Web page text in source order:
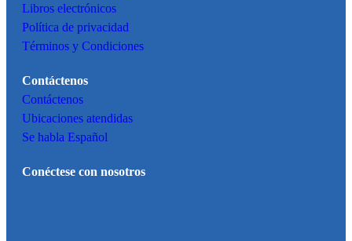
Libros electrónicos
Política de privacidad
Términos y Condiciones
Contáctenos
Contáctenos
Ubicaciones atendidas
Se habla Español
Conéctese con nosotros